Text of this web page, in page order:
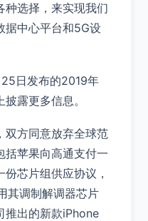
种选择，来实现我们
据中心平台和5G设
日发布的2019年
露更多信息。
双方同意放弃全球范
括苹果向高通支付一
芯片组供应协议，
其调制解调器芯片
推出的新款iPhone